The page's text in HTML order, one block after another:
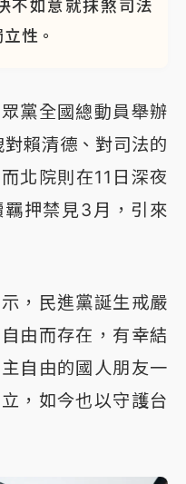
不如意就抹煞司法
性。
黨全國總動員舉辦
對賴清德、對司法的
北院則在11日深夜
押禁見3月，引來
，民進黨誕生戒嚴
由而存在，有幸結
自由的國人朋友一
，如今也以守護台